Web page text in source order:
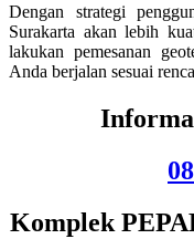
Dengan strategi
Surakarta akan lebih
lakukan pemesanan
Anda berjalan sesuai
Komplek